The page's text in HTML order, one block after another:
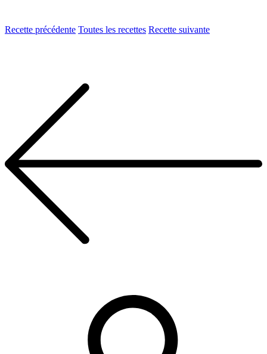
Recette précédente Toutes les recettes Recette suivante